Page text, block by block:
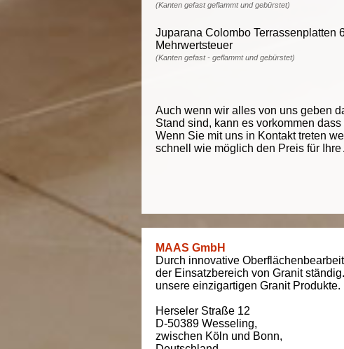
(Kanten gefast geflammt und gebürstet)
Juparana Colombo Terrassenplatten
Mehrwertsteuer
(Kanten gefast - geflammt und gebürstet)
Auch wenn wir alles von uns geben
Stand sind, kann es vorkommen
Wenn Sie mit uns in Kontakt treten
schnell wie möglich den Preis für
MAAS GmbH
Durch innovative
der Einsatzbereich von Granit
unsere einzigartigen Granit Produkte.
Herseler Straße 12
D-50389 Wesseling,
zwischen Köln und Bonn,